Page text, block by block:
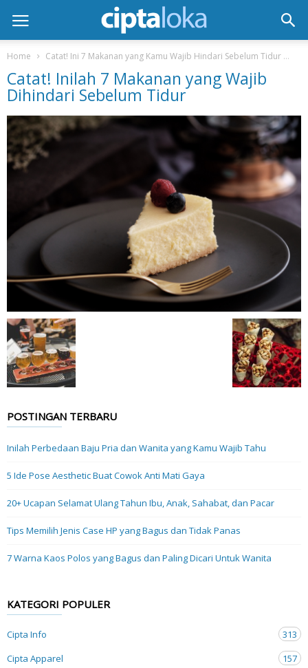
Home Catat! Ini 7 Makanan yang Kamu Wajib Hindari Sebelum Tidur
Catat! Inilah 7 Makanan yang Wajib
Dihindari Sebelum Tidur
POSTINGAN TERBARU
Inilah Perbedaan Baju Pria dan Wanita yang Kamu Wajib Tahu
5 Ide Pose Aesthetic Buat Cowok Anti Mati Gaya
20+ Ucapan Selamat Ulang Tahun Ibu, Anak, Sahabat, dan Pacar
Tips Memilih Jenis Case HP yang Bagus dan Tidak Panas
7 Warna Kaos Polos yang Bagus dan Paling Dicari Untuk Wanita
KATEGORI POPULER
Cipta Info
313
Cipta Apparel
157